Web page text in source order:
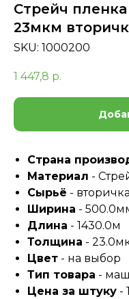
Стрейч
23мкм
SKU: 1000200
1 447,8 р.
Страна
Материал -
Сырьё - вторичка
Ширина -
Длина - 1430.0м
Толщина -
Цвет - на выбор
Тип товара -
Цена за штуку -